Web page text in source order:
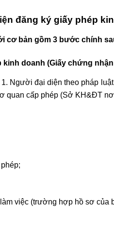
đăng ký giấy phép
cơ bản gồm 3 bước chính
doanh (Giấy chứng
Người đại diện theo pháp
quan cấp phép (Sở KH&ĐT
làm việc (trường hợp hồ sơ của